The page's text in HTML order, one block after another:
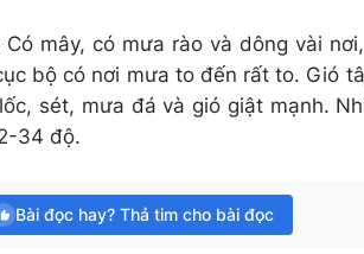
Có mây, có mưa rào và dông vài
bộ có nơi mưa to đến rất to. Gió
sét, mưa đá và gió giật mạnh.
34 độ.
Bài đọc hay? Thả tim cho bài đọc